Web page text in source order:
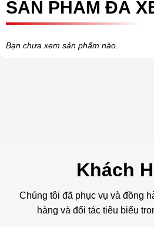
SẢN PHẨM ĐÃ
Bạn chưa xem sản phẩm nào.
Khách
Chúng tôi đã phục vụ và đồng
hàng và đối tác tiêu biểu